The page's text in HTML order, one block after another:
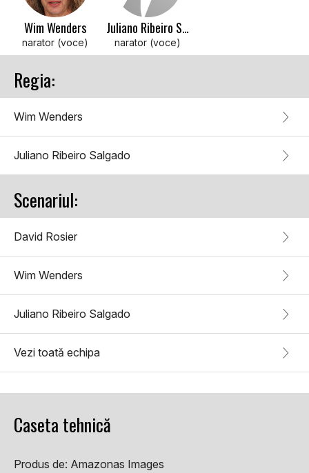
Wim Wenders
narator (voce)
Juliano Ribeiro Salgado
narator (voce)
Regia:
Wim Wenders
Juliano Ribeiro Salgado
Scenariul:
David Rosier
Wim Wenders
Juliano Ribeiro Salgado
Vezi toată echipa
Caseta tehnică
Produs de: Amazonas Images